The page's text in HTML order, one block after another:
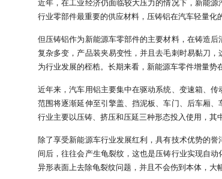
近年，在工业经济仍面临较大压力的情况下，新能
行业零部件最重要的供应材料，压铸铝在汽车轻量化
但压铸铝作为新能源车零部件的主要材料，在铸造
复杂多变，产品装夹易变性，并且去毛刺时易黏刀
为行业发展的桎梏。长期来看，新能源车零件增量势
近年来，汽车用铝主要集中在驱动系统、变速箱、
范围将逐渐延伸至引擎盖、挡泥板、车门、后车厢
行业主要以压铸、挤压和压延三种形态投入使用，其
除了享受新能源车行业发展红利，具有技术优势的
间后，往往会产生龟裂纹，这也是压铸行业实现自
异形表面上去除龟裂纹问题，并且不会伤到本体，大